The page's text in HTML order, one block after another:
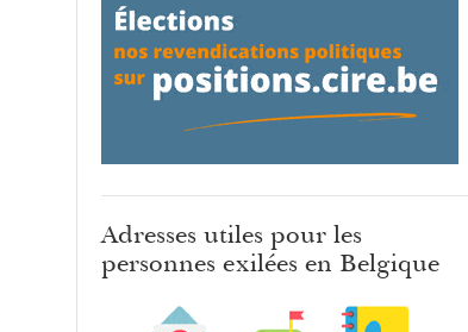
Adresses utiles pour les
personnes exilées en Belgique